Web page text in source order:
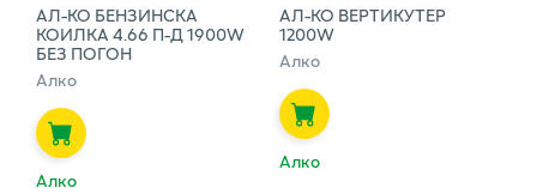
АЛ-КО БЕНЗИНСКА
КОИЛКА 4.66 П-Д 1900W
БЕЗ ПОГОН
Алко
Алко
АЛ-КО ВЕРТИКУТЕР
1200W
Алко
Алко